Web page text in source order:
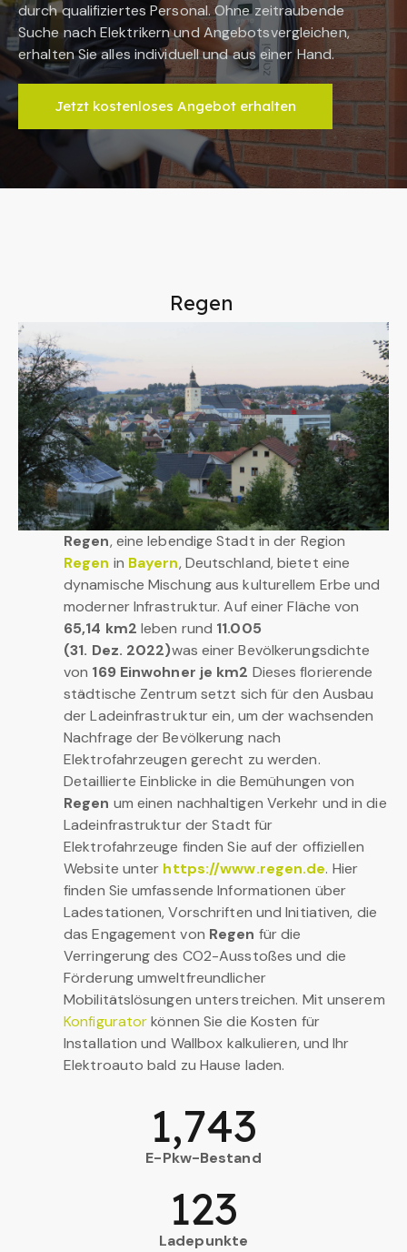
durch qualifiziertes Personal. Ohne zeitraubende
Suche nach Elektrikern und Angebotsvergleichen,
erhalten Sie alles individuell und aus einer Hand.
Jetzt kostenloses Angebot erhalten
Regen
Regen, eine lebendige Stadt in der Region
Regen in Bayern, Deutschland, bietet eine
dynamische Mischung aus kulturellem Erbe und
moderner Infrastruktur. Auf einer Fläche von
65,14 km2 leben rund 11.005
(31. Dez. 2022)was einer Bevölkerungsdichte
von 169 Einwohner je km2 Dieses florierende
städtische Zentrum setzt sich für den Ausbau
der Ladeinfrastruktur ein, um der wachsenden
Nachfrage der Bevölkerung nach
Elektrofahrzeugen gerecht zu werden.
Detaillierte Einblicke in die Bemühungen von
Regen um einen nachhaltigen Verkehr und in die
Ladeinfrastruktur der Stadt für
Elektrofahrzeuge finden Sie auf der offiziellen
Website unter https://www.regen.de. Hier
finden Sie umfassende Informationen über
Ladestationen, Vorschriften und Initiativen, die
das Engagement von Regen für die
Verringerung des CO2-Ausstoßes und die
Förderung umweltfreundlicher
Mobilitätslösungen unterstreichen. Mit unserem
Konfiguratorkönnen Sie die Kosten für
Installation und Wallbox kalkulieren, und Ihr
Elektroauto bald zu Hause laden.
E-Pkw-Bestand
1,743
Ladepunkte
123